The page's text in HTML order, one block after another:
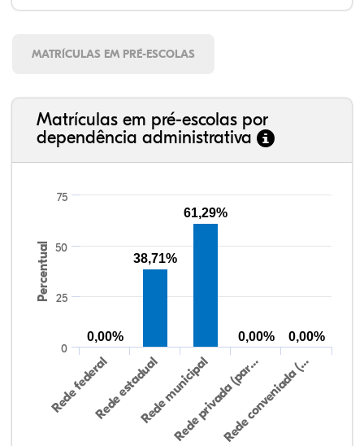
MATRÍCULAS EM PRÉ-ESCOLAS
Matrículas em pré-escolas por
dependência administrativa
Percentual
Rede federalRede estadualRede municipal
Rede privada (par…Rede conveniada (…
0
25
50
75
0,00%
38,71%
61,29%
0,00% 0,00%